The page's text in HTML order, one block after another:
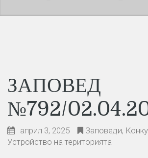
ЗАПОВЕД
№792/
април 3, 2025 Заповеди,
Устройство на територията